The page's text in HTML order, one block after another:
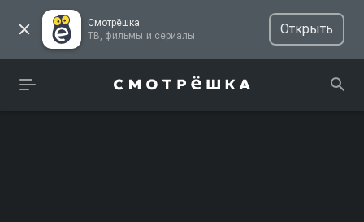
Смотрёшка
ТВ, фильмы и сериалы
Открыть